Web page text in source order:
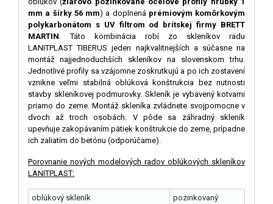
mm a šírky 56 mm) a doplnená prémiovým komôrkovým
polykarbonátom s UV filtrom od britskej firmy BRETT
MARTIN. Táto kombinácia robí zo skleníkov radu
LANITPLAST TIBERUS jeden najkvalitnejších a súčasne na
montáž najjednoduchších skleníkov na slovenskom trhu.
Jednotlivé profily sa vzájomne zoskrutkujú a po ich zostavení
vznikne veľmi stabilná oblúková konštrukcia bez nutnosti
stavby skleníkovej podmurovky. Skleník je vybavený kotvami
priamo do zeme. Montáž skleníka zvládnete svojpomocne v
dvoch až troch osobách. V pôde sa záhradný skleník
upevňuje zakopávaním pätiek konštrukcie do zeme, prípadne
ich zaliatím do betónu (odporúčame).
Porovnanie nových modelových radov oblúkových skleníkov
LANITPLAST:
oblúkový skleník
pozinkovaný